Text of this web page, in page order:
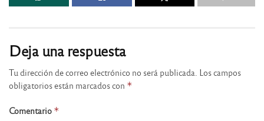
Deja una respuesta
Tu dirección de correo electrónico no será publicada. Los campos
obligatorios están marcados con *
Comentario *